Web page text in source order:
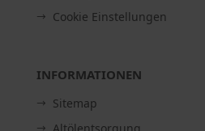
Cookie Einstellungen
INFORMATIONEN
Sitemap
Altölentsorgung